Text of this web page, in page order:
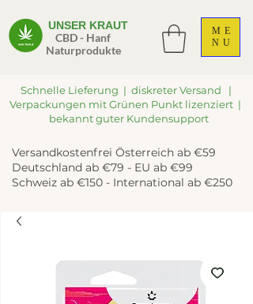
UNSER KRAUT
CBD - Hanf
Naturprodukte
ME
NU
Schnelle Lieferung | diskreter Versand |
Verpackungen mit Grünen Punkt lizenziert |
bekannt guter Kundensupport
Versandkostenfrei Österreich ab €59
Deutschland ab €79 - EU ab €99
Schweiz ab €150 - International ab €250